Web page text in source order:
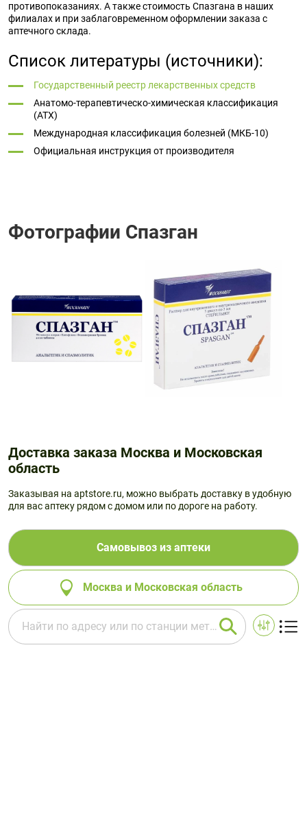
противопоказаниях. А также стоимость Спазгана в наших
филиалах и при заблаговременном оформлении заказа с
аптечного склада.
Список литературы (источники):
Государственный реестр лекарственных средств
Анатомо-терапевтическо-химическая классификация
(ATX)
Международная классификация болезней (МКБ-10)
Официальная инструкция от производителя
Фотографии Спазган
Доставка заказа Москва и Московская
область
Заказывая на aptstore.ru, можно выбрать доставку в удобную
для вас аптеку рядом с домом или по дороге на работу.
Самовывоз из аптеки
Москва и Московская область